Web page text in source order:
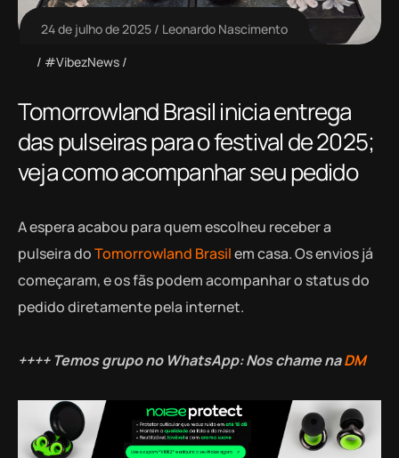
24 de julho de 2025
Leonardo Nascimento
#VibezNews
Tomorrowland Brasil inicia entrega
das pulseiras para o festival de 2025;
veja como acompanhar seu pedido
A espera acabou para quem escolheu receber a
pulseira doTomorrowland Brasilem casa. Os envios já
começaram, e os fãs podem acompanhar o status do
pedido diretamente pela internet.
++++ Temos grupo no WhatsApp: Nos chame naDM